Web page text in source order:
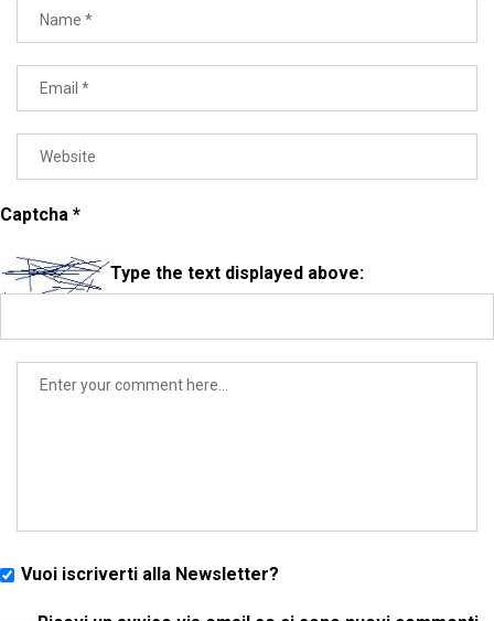
Captcha *
Type the text displayed above:
Vuoi iscriverti alla Newsletter?